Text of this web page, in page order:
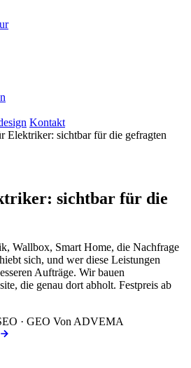
Kontakt
Elektriker: sichtbar für die gefragten
sichtbar für die
Wallbox, Smart Home, die Nachfrage
sich, und wer diese Leistungen
Aufträge. Wir bauen
die genau dort abholt. Festpreis ab
· GEO Von ADVEMA